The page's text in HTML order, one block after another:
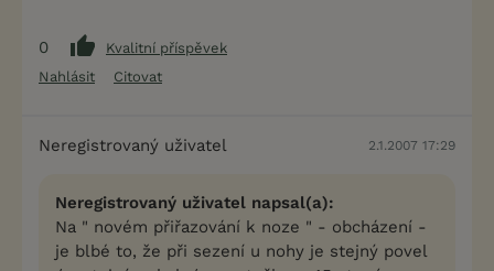
0
Kvalitní příspěvek
Nahlásit
Citovat
Neregistrovaný uživatel 2.1.2007 17:29
Neregistrovaný uživatel napsal(a):
Na " novém přiřazování k noze " - obcházení -
je blbé to, že při sezení u nohy je stejný povel